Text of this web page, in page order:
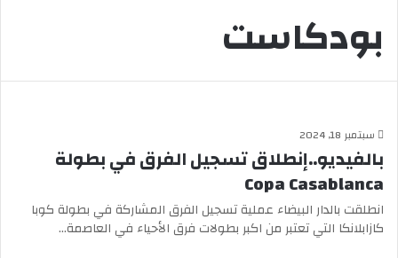
بودكاست
سبتمبر 18, 2024
بالفيديو..إنطلاق تسجيل الفرق في بطولة
Copa Casablanca
انطلقت بالدار البيضاء عملية تسجيل الفرق المشاركة في بطولة كوبا
كازابلانكا التي تعتبر من اكبر بطولات فرق الأحياء في العاصمة…